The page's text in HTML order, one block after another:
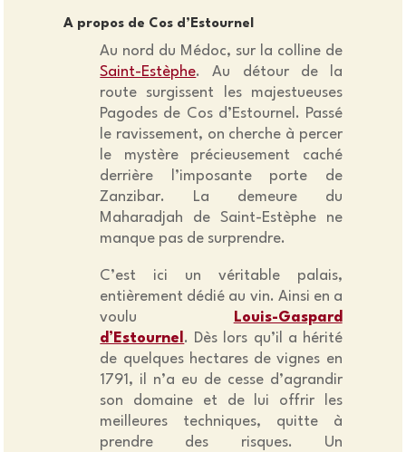
A propos de Cos d’Estournel
Au nord du Médoc, sur la colline de
Saint-Estèphe. Au détour de la
route surgissent les majestueuses
Pagodes de Cos d’Estournel. Passé
le ravissement, on cherche à percer
le mystère précieusement caché
derrière l’imposante porte de
Zanzibar. La demeure du
Maharadjah de Saint-Estèphe ne
manque pas de surprendre.
C’est ici un véritable palais,
entièrement dédié au vin. Ainsi en a
voulu
Louis-Gaspard
d’Estournel . Dès lors qu’il a hérité
de quelques hectares de vignes en
1791, il n’a eu de cesse d’agrandir
son domaine et de lui offrir les
meilleures techniques, quitte à
prendre des risques. Un